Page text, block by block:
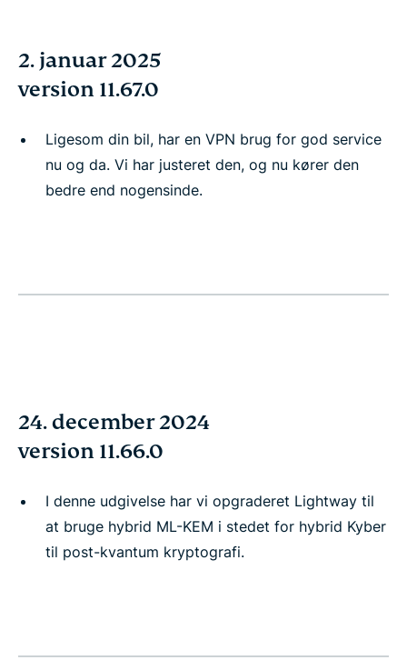
2. januar 2025
version 11.67.0
Ligesom din bil, har en VPN brug for god service
nu og da. Vi har justeret den, og nu kører den
bedre end nogensinde.
24. december 2024
version 11.66.0
I denne udgivelse har vi opgraderet Lightway til
at bruge hybrid ML-KEM i stedet for hybrid Kyber
til post-kvantum kryptografi.